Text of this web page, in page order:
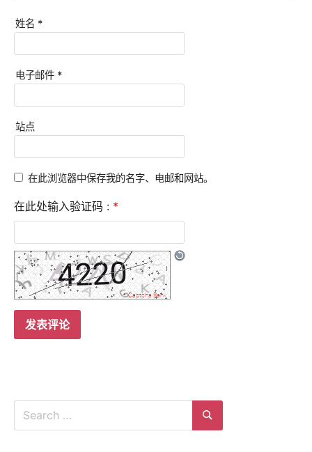
姓名 *
电子邮件 *
站点
在此浏览器中保存我的名字、电邮和网站。
在此处输入验证码 : *
Search
Search